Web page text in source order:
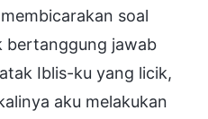
soal
bertanggung jawab
Iblis-ku yang licik,
aku melakukan